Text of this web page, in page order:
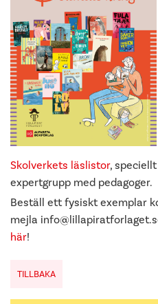
Skolverkets läslistor,
expertgrupp med pedagoger.
Beställ ett fysiskt exemplar
mejla
här!
TILLBAKA